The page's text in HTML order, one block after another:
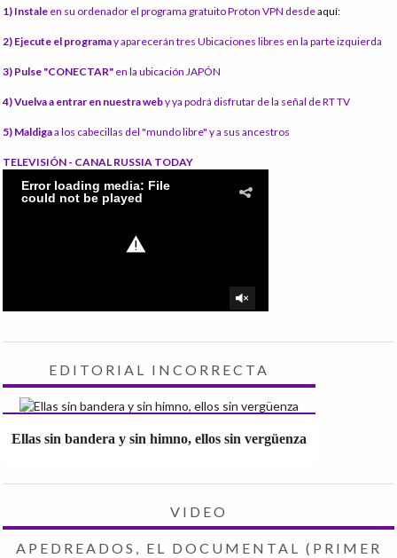
1) Instale en su ordenador el programa gratuito Proton VPN desdeaquí:
2) Ejecute el programay aparecerán tres Ubicaciones libres en la parte izquierda
3) Pulse "CONECTAR" en la ubicación JAPÓN
4) Vuelva a entrar en nuestra weby ya podrá disfrutar de la señal de RT TV
5) Maldigaa los cabecillas del "mundo libre" y a sus ancestros
TELEVISIÓN - CANAL RUSSIA TODAY
EDITORIAL INCORRECTA
Ellas sin bandera y sin himno, ellos sin vergüenza
VIDEO
APEDREADOS, EL DOCUMENTAL (PRIMER